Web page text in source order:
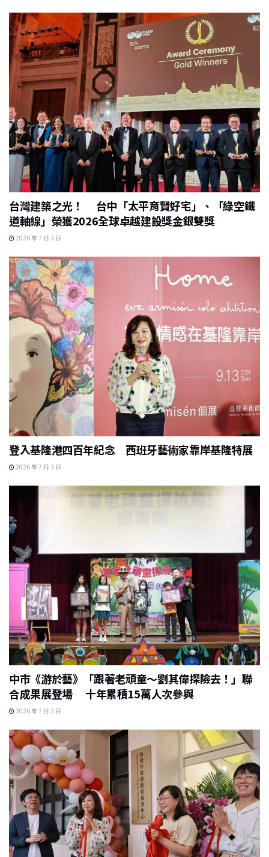
台灣建築之光！ 台中「太平育賢好宅」、「綠空鐵
道軸線」榮獲2026全球卓越建設獎金銀雙獎
2026 年 7 月 3 日
登入基隆港四百年紀念 西班牙藝術家靠岸基隆特展
2026 年 7 月 3 日
中市《游於藝》「跟著老頑童～劉其偉探險去！」聯
合成果展登場 十年累積15萬人次參與
2026 年 7 月 3 日